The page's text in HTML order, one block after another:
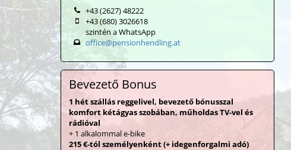
+43 (2627) 48222
+43 (680) 3026618
szintén a WhatsApp
office@pensionhendling.at
Bevezető Bonus
1 hét szállás reggelivel, bevezető bónusszal
komfort kétágyas szobában, műholdas TV-vel és
rádióval
+ 1 alkalommal e-bike
215 €-tól személyenként (+ idegenforgalmi adó)